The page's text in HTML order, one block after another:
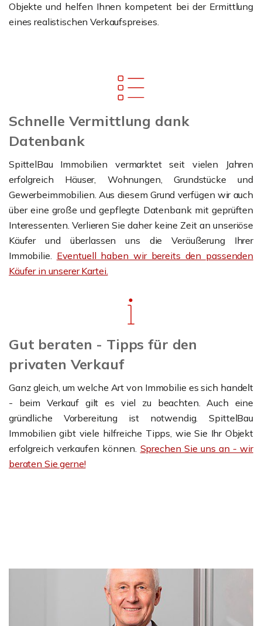
Objekte und helfen Ihnen kompetent bei der Ermittlung
eines realistischen Verkaufspreises.
Schnelle Vermittlung dank
Datenbank
SpittelBau Immobilien vermarktet seit vielen Jahren
erfolgreich Häuser, Wohnungen, Grundstücke und
Gewerbeimmobilien. Aus diesem Grund verfügen wir auch
über eine große und gepflegte Datenbank mit geprüften
Interessenten. Verlieren Sie daher keine Zeit an unseriöse
Käufer und überlassen uns die Veräußerung Ihrer
Immobilie. Eventuell haben wir bereits den passenden
Käufer in unserer Kartei.
Gut beraten - Tipps für den
privaten Verkauf
Ganz gleich, um welche Art von Immobilie es sich handelt
- beim Verkauf gilt es viel zu beachten. Auch eine
gründliche Vorbereitung ist notwendig. SpittelBau
Immobilien gibt viele hilfreiche Tipps, wie Sie Ihr Objekt
erfolgreich verkaufen können. Sprechen Sie uns an - wir
beraten Sie gerne!